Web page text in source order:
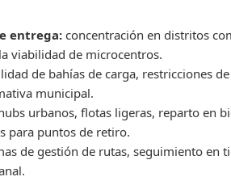
entrega: concentración en distritos
viabilidad de microcentros.
de bahías de carga, restricciones
municipal.
urbanos, flotas ligeras, reparto en
para puntos de retiro.
de gestión de rutas, seguimiento en